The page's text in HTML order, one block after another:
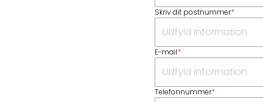
Skriv dit postnummer*
E-mail*
Telefonnummer*